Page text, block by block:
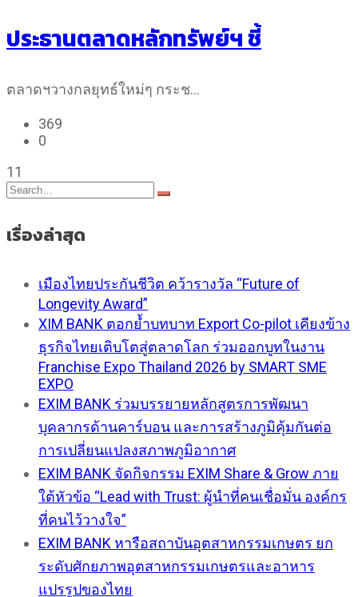
ประธานตลาดหลักทรัพย์ฯ ชี้
ตลาดฯวางกลยุทธ์ใหม่ๆ กระช…
369
0
11
เรื่องล่าสุด
เมืองไทยประกันชีวิต คว้ารางวัล “Future of
Longevity Award”
XIM BANK ตอกย้ำบทบาท Export Co-pilot เคียงข้าง
ธุรกิจไทยเติบโตสู่ตลาดโลก ร่วมออกบูทในงาน
Franchise Expo Thailand 2026 by SMART SME
EXPO
EXIM BANK ร่วมบรรยายหลักสูตรการพัฒนา
บุคลากรด้านคาร์บอน และการสร้างภูมิคุ้มกันต่อ
การเปลี่ยนแปลงสภาพภูมิอากาศ
EXIM BANK จัดกิจกรรม EXIM Share & Grow ภาย
ใต้หัวข้อ “Lead with Trust: ผู้นำที่คนเชื่อมั่น องค์กร
ที่คนไว้วางใจ”
EXIM BANK หารือสถาบันอุตสาหกรรมเกษตร ยก
ระดับศักยภาพอุตสาหกรรมเกษตรและอาหาร
แปรรูปของไทย